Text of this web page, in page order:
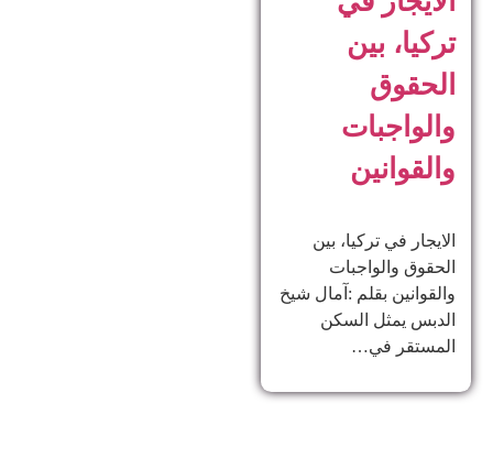
تركيا، بين
الحقوق
والواجبات
والقوانين
الايجار في تركيا، بين
الحقوق والواجبات
والقوانين بقلم :آمال شيخ
الدبس يمثل السكن
المستقر في…